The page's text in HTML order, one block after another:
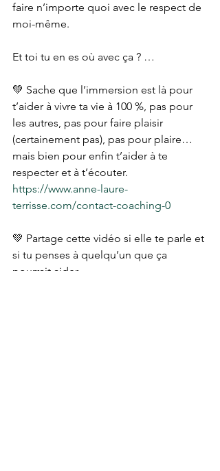
faire n’importe quoi avec le respect de
moi-même.
Et toi tu en es où avec ça ? …
💚 Sache que l’immersion est là pour
t’aider à vivre ta vie à 100 %, pas pour
les autres, pas pour faire plaisir
(certainement pas), pas pour plaire…
mais bien pour enfin t’aider à te
respecter et à t’écouter.
https://www.anne-laure-
terrisse.com/contact-coaching-0
💚 Partage cette vidéo si elle te parle et
si tu penses à quelqu’un que ça
pourrait aider.